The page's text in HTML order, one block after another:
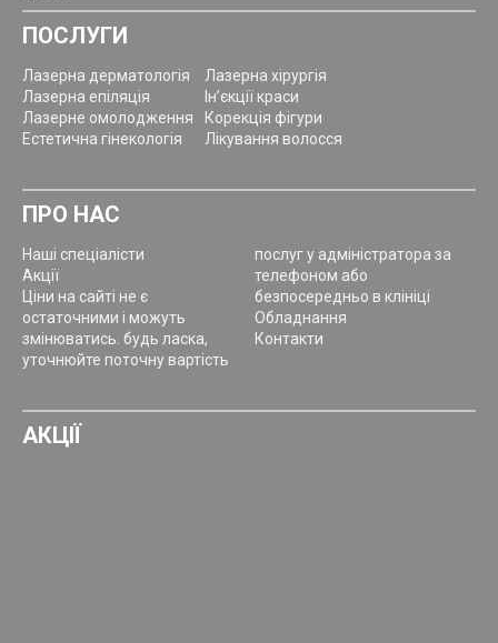
ПОСЛУГИ
Лазерна дерматологія
Лазерна епіляція
Лазерне омолодження
Естетична гінекологія
Лазерна хірургія
Ін’єкції краси
Корекція фігури
Лікування волосся
ПРО НАС
Наші спеціалісти
Акції
Ціни на сайті не є
остаточними і можуть
змінюватись. будь ласка,
уточнюйте поточну вартість
послуг у адміністратора за
телефоном або
безпосередньо в клініці
Обладнання
Контакти
АКЦІЇ